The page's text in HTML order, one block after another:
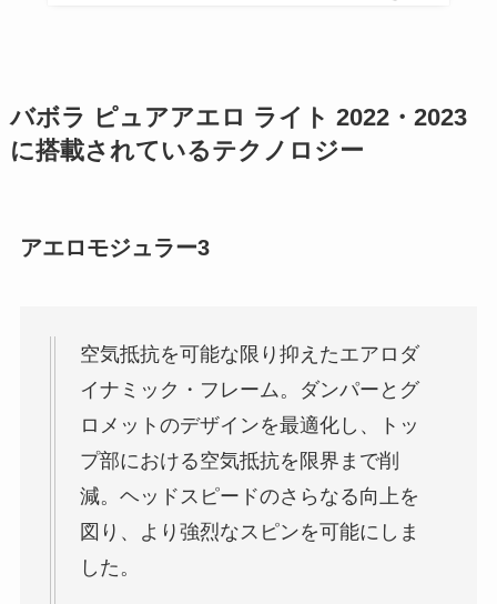
バボラ ピュアアエロ ライト 2022・2023
に搭載されているテクノロジー
アエロモジュラー3
空気抵抗を可能な限り抑えたエアロダ
イナミック・フレーム。ダンパーとグ
ロメットのデザインを最適化し、トッ
プ部における空気抵抗を限界まで削
減。ヘッドスピードのさらなる向上を
図り、より強烈なスピンを可能にしま
した。